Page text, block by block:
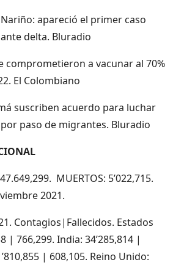
apareció el primer caso
delta. Bluradio
comprometieron a vacunar al 70%
El Colombiano
suscriben acuerdo para luchar
paso de migrantes. Bluradio
MUERTOS: 5’022,715.
2021.
Contagios|Fallecidos. Estados
| 766,299. India: 34’285,814 |
| 608,105. Reino Unido: